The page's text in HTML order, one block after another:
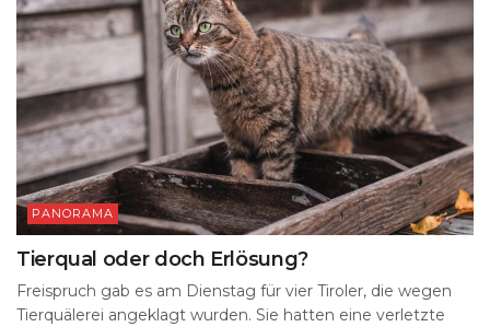
PANORAMA
Tierqual oder doch Erlösung?
Freispruch gab es am Dienstag für vier Tiroler, die wegen
Tierquälerei angeklagt wurden. Sie hatten eine verletzte